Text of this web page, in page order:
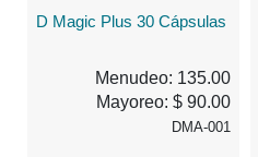
D Magic Plus 30 Cápsulas
Menudeo: 135.00
Mayoreo: $ 90.00
DMA-001